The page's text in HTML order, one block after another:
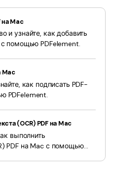
на Mac
и узнайте, как добавить
с помощью PDFelement.
Mac
как подписать PDF-
PDFelement.
(OCR) PDF на Mac
выполнить
PDF на Mac с помощью